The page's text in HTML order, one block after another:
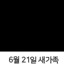
6월 21일 새가족